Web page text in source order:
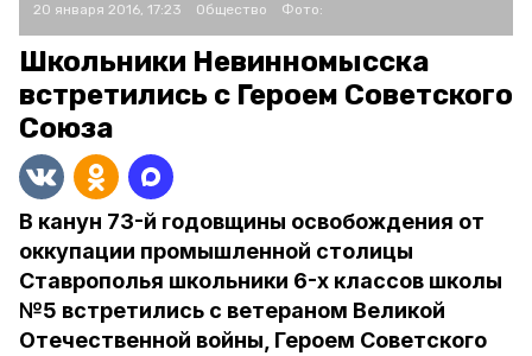
20 января 2016, 17:23 Общество Фото:
Школьники Невинномысска
встретились с Героем Советского
Союза
В канун 73-й годовщины освобождения от
оккупации промышленной столицы
Ставрополья школьники 6-х классов школы
№5 встретились с ветераном Великой
Отечественной войны, Героем Советского